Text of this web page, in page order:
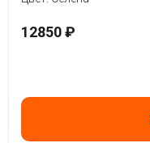
12850 ₽